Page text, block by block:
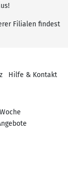
Filialen findest
Hilfe & Kontakt